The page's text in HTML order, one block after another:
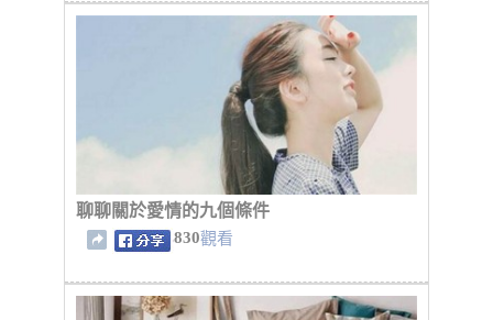
聊聊關於愛情的九個條件
830觀看